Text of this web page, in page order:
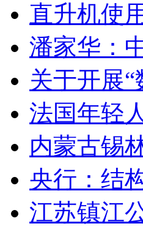
直升机使
潘家华：
关于开展
法国年轻
内蒙古锡
央行：结
江苏镇江